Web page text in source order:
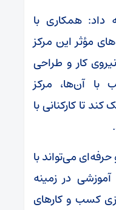
داد: همکاری با
مؤثر این مرکز
کار و طراحی
با آن‌ها، مرکز
تا کارکنانی با
می‌تواند با
آموزشی در زمینه
کسب و کارهای